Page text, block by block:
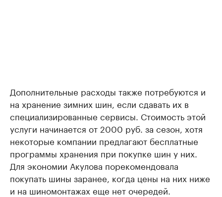
Дополнительные расходы также потребуются и
на хранение зимних шин, если сдавать их в
специализированные сервисы. Стоимость этой
услуги начинается от 2000 руб. за сезон, хотя
некоторые компании предлагают бесплатные
программы хранения при покупке шин у них.
Для экономии Акулова порекомендовала
покупать шины заранее, когда цены на них ниже
и на шиномонтажах еще нет очередей.